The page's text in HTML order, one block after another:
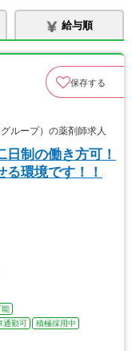
給与順
保存する
ループ）の薬剤師求人
日制の働き方可！
環境です！！
能
通勤可
積極採用中